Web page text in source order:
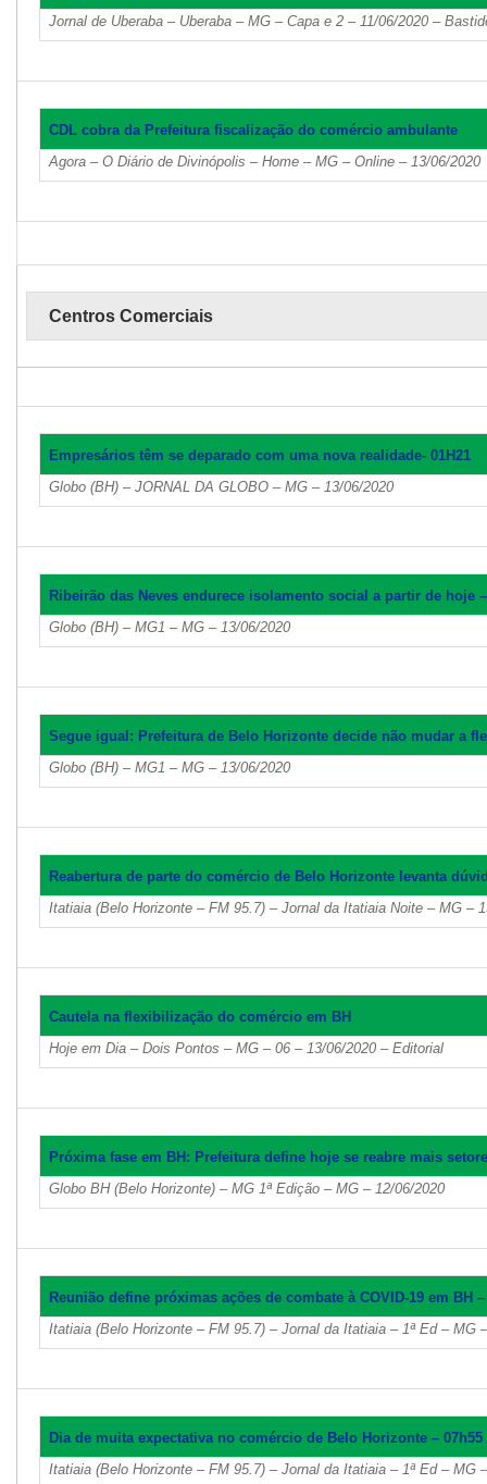
Jornal de Uberaba – Uberaba – MG – Capa e 2 – 11/06/2020 –
CDL cobra da Prefeitura fiscalização do comércio ambulante
Agora – O Diário de Divinópolis – Home – MG – Online – 13/06/2020
Centros Comerciais
Empresários têm se deparado com uma nova realidade- 01H21
Globo (BH) – JORNAL DA GLOBO – MG – 13/06/2020
Ribeirão das Neves endurece isolamento social a partir de hoje –
Globo (BH) – MG1 – MG – 13/06/2020
Segue igual: Prefeitura de Belo Horizonte decide não mudar a
Globo (BH) – MG1 – MG – 13/06/2020
Reabertura de parte do comércio de Belo Horizonte levanta
Itatiaia (Belo Horizonte – FM 95.7) – Jornal da Itatiaia Noite – MG –
Cautela na flexibilização do comércio em BH
Hoje em Dia – Dois Pontos – MG – 06 – 13/06/2020 – Editorial
Próxima fase em BH: Prefeitura define hoje se reabre mais
Globo BH (Belo Horizonte) – MG 1ª Edição – MG – 12/06/2020
Reunião define próximas ações de combate à COVID-19 em BH –
Itatiaia (Belo Horizonte – FM 95.7) – Jornal da Itatiaia – 1ª Ed – MG
Dia de muita expectativa no comércio de Belo Horizonte – 07h55
Itatiaia (Belo Horizonte – FM 95.7) – Jornal da Itatiaia – 1ª Ed – MG